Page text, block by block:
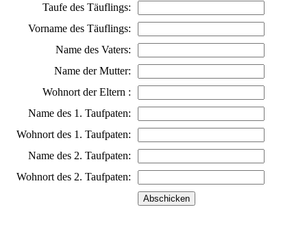
Taufe des Täuflings:
Vorname des Täuflings:
Name des Vaters:
Name der Mutter:
Wohnort der Eltern :
Name des 1. Taufpaten:
Wohnort des 1. Taufpaten:
Name des 2. Taufpaten:
Wohnort des 2. Taufpaten: